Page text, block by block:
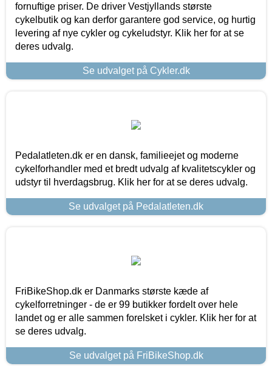
fornuftige priser. De driver Vestjyllands største
cykelbutik og kan derfor garantere god service, og hurtig
levering af nye cykler og cykeludstyr. Klik her for at se
deres udvalg.
Se udvalget på Cykler.dk
Pedalatleten.dk er en dansk, familieejet og moderne
cykelforhandler med et bredt udvalg af kvalitetscykler og
udstyr til hverdagsbrug. Klik her for at se deres udvalg.
Se udvalget på Pedalatleten.dk
FriBikeShop.dk er Danmarks største kæde af
cykelforretninger - de er 99 butikker fordelt over hele
landet og er alle sammen forelsket i cykler. Klik her for at
se deres udvalg.
Se udvalget på FriBikeShop.dk